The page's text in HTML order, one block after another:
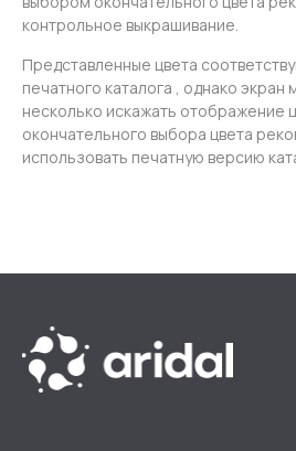
контрольное выкрашивание.
Представленные цвета
печатного каталога , однако
несколько искажать отображение
окончательного выбора цвета
использовать печатную версию